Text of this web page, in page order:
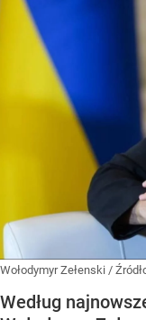
Wołodymyr Zełenski /
Według